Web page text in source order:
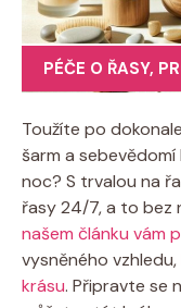
PÉČE O ŘASY,
Toužíte po
šarm a
noc? S trvalou na
řasy 24/7, a to bez
našem článku vám
vysněného vzhledu,
krásu. Připravte se